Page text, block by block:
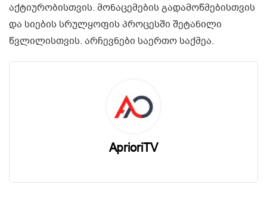
აქტიურობისთვის. მონაცემების გადამოწმებისთვის
და სიების სრულყოფის პროცესში შეტანილი
წვლილისთვის. არჩევნები საერთო საქმეა.
AprioriTV